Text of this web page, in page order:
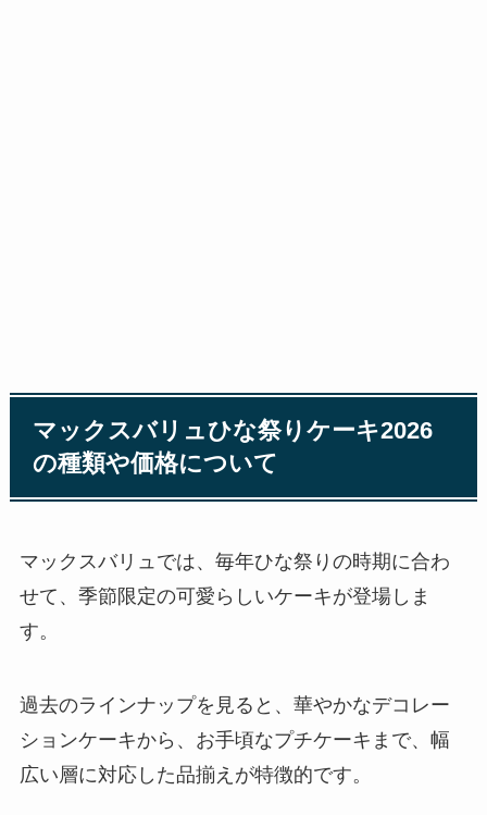
マックスバリュひな祭りケーキ2026
の種類や価格について
マックスバリュでは、毎年ひな祭りの時期に合わ
せて、季節限定の可愛らしいケーキが登場しま
す。
過去のラインナップを見ると、華やかなデコレー
ションケーキから、お手頃なプチケーキまで、幅
広い層に対応した品揃えが特徴的です。